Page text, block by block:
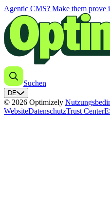
Agentic CMS? Make them prove
Suchen
DE
© 2026 Optimizely
WebsiteDatenschutzTrust Center